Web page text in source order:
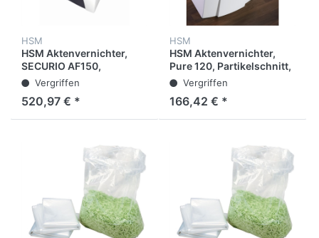
HSM
HSM Aktenvernichter,
SECURIO AF150,
Partikelschnitt, 1,9 x 15
mm, Sicherheitsstufe: P-
5, für:
Papier/Büroklammern/Kreditkarten,
Vergriffen
520,97 € *
HSM
HSM Aktenvernichter,
Pure 120, Partikelschnitt,
4 x 25 mm,
Sicherheitsstufe: P-4, für:
Papier/Heft-/Büroklammern/
Dauerauffangbehälter,
Vergriffen
166,42 € *